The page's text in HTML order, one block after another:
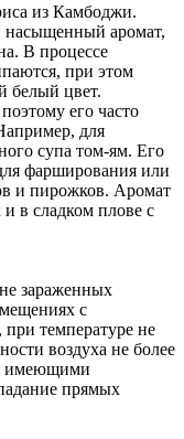
из Камбоджи.
насыщенный аромат,
В процессе
при этом
белый цвет.
его часто
для
супа том-ям. Его
фарширования или
и пирожков. Аромат
в сладком плове с
зараженных
с
температуре не
воздуха не более
имеющими
прямых